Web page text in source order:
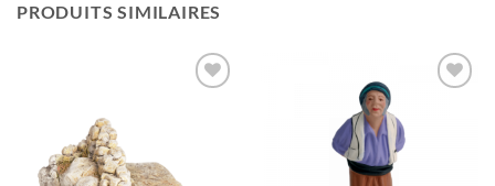
PRODUITS SIMILAIRES